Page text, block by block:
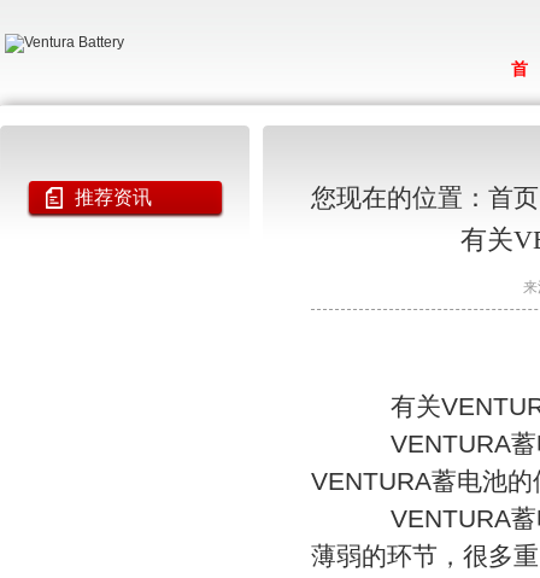
首
推荐资讯 您现在的位置： 首页
有关
来
有关
VENTURA蓄
VENTURA蓄电池
VENTURA蓄
薄弱的环节，很多